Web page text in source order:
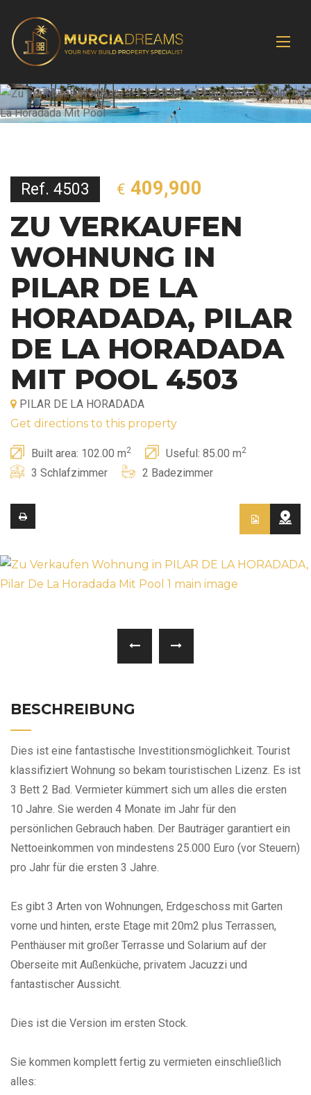
Ref. 4503 € 409,900
ZU VERKAUFEN
WOHNUNG IN
PILAR DE LA
HORADADA, PILAR
DE LA HORADADA
MIT POOL 4503
PILAR DE LA HORADADA
Get directions to this property
Built area: 102.00 m2 Useful: 85.00 m2
3 Schlafzimmer 2 Badezimmer
BESCHREIBUNG
Dies ist eine fantastische Investitionsmöglichkeit. Tourist
klassifiziert Wohnung so bekam touristischen Lizenz. Es ist
3 Bett 2 Bad. Vermieter kümmert sich um alles die ersten
10 Jahre. Sie werden 4 Monate im Jahr für den
persönlichen Gebrauch haben. Der Bauträger garantiert ein
Nettoeinkommen von mindestens 25.000 Euro (vor Steuern)
pro Jahr für die ersten 3 Jahre.
Es gibt 3 Arten von Wohnungen, Erdgeschoss mit Garten
vorne und hinten, erste Etage mit 20m2 plus Terrassen,
Penthäuser mit großer Terrasse und Solarium auf der
Oberseite mit Außenküche, privatem Jacuzzi und
fantastischer Aussicht.
Dies ist die Version im ersten Stock.
Sie kommen komplett fertig zu vermieten einschließlich
alles: